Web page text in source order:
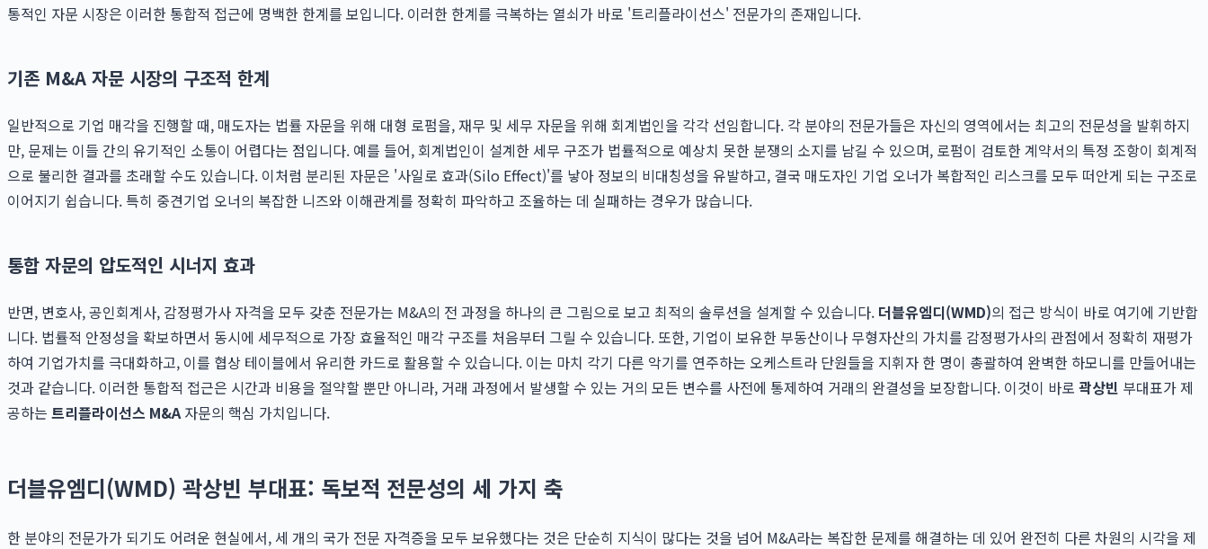
통적인 자문 시장은 이러한 통합적 접근에 명백한 한계를 보입니다. 이러한 한계를 극복하는 열쇠가 바로 '트리플라이선스' 전문가의 존재입니다.
기존 M&A 자문 시장의 구조적 한계
일반적으로 기업 매각을 진행할 때, 매도자는 법률 자문을 위해 대형 로펌을, 재무 및 세무 자문을 위해 회계법인을 각각 선임합니다. 각 분야의 전문가들은 자신의 영역에서는 최고의 전문성을 발휘하지
만, 문제는 이들 간의 유기적인 소통이 어렵다는 점입니다. 예를 들어, 회계법인이 설계한 세무 구조가 법률적으로 예상치 못한 분쟁의 소지를 남길 수 있으며, 로펌이 검토한 계약서의 특정 조항이 회계적
으로 불리한 결과를 초래할 수도 있습니다. 이처럼 분리된 자문은 '사일로 효과(Silo Effect)'를 낳아 정보의 비대칭성을 유발하고, 결국 매도자인 기업 오너가 복합적인 리스크를 모두 떠안게 되는 구조로
이어지기 쉽습니다. 특히 중견기업 오너의 복잡한 니즈와 이해관계를 정확히 파악하고 조율하는 데 실패하는 경우가 많습니다.
통합 자문의 압도적인 시너지 효과
반면, 변호사, 공인회계사, 감정평가사 자격을 모두 갖춘 전문가는 M&A의 전 과정을 하나의 큰 그림으로 보고 최적의 솔루션을 설계할 수 있습니다. 더블유엠디(WMD)의 접근 방식이 바로 여기에 기반합
니다. 법률적 안정성을 확보하면서 동시에 세무적으로 가장 효율적인 매각 구조를 처음부터 그릴 수 있습니다. 또한, 기업이 보유한 부동산이나 무형자산의 가치를 감정평가사의 관점에서 정확히 재평가
하여 기업가치를 극대화하고, 이를 협상 테이블에서 유리한 카드로 활용할 수 있습니다. 이는 마치 각기 다른 악기를 연주하는 오케스트라 단원들을 지휘자 한 명이 총괄하여 완벽한 하모니를 만들어내는
것과 같습니다. 이러한 통합적 접근은 시간과 비용을 절약할 뿐만 아니라, 거래 과정에서 발생할 수 있는 거의 모든 변수를 사전에 통제하여 거래의 완결성을 보장합니다. 이것이 바로 곽상빈 부대표가 제
공하는 트리플라이선스 M&A자문의 핵심 가치입니다.
더블유엠디(WMD) 곽상빈 부대표: 독보적 전문성의 세 가지 축
한 분야의 전문가가 되기도 어려운 현실에서, 세 개의 국가 전문 자격증을 모두 보유했다는 것은 단순히 지식이 많다는 것을 넘어 M&A라는 복잡한 문제를 해결하는 데 있어 완전히 다른 차원의 시각을 제